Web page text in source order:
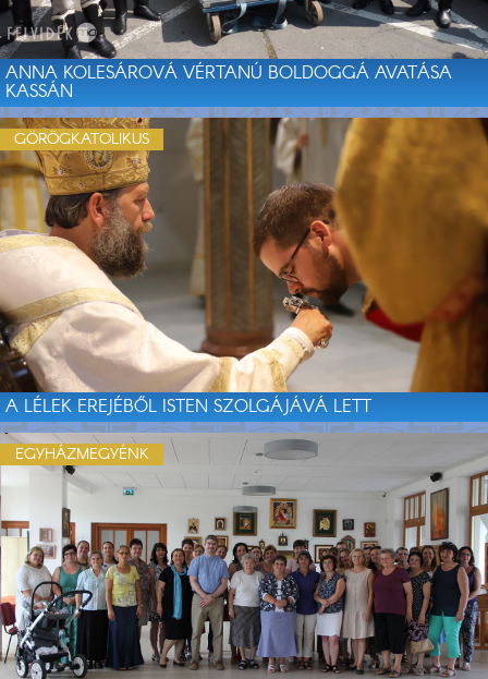
ANNA KOLESÁROVÁ VÉRTANÚ BOLDOGGÁ AVATÁSA
KASSÁN
A LÉLEK EREJÉBŐL ISTEN SZOLGÁJÁVÁ LETT
GÖRÖGKATOLIKUS
EGYHÁZMEGYÉNK